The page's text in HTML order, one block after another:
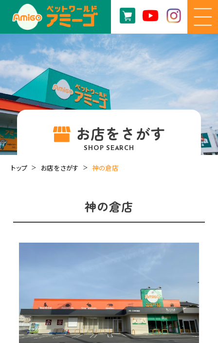
お店をさがす
SHOP SEARCH
トップ お店をさがす 神の倉店
神の倉店